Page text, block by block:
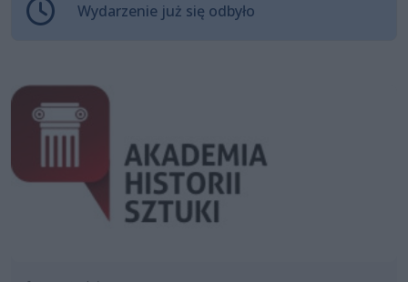
Wydarzenie już się odbyło